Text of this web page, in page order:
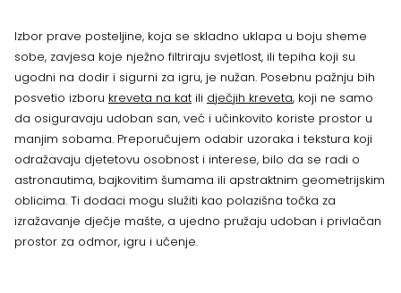
Izbor prave posteljine, koja se skladno uklapa u boju sheme
sobe, zavjesa koje nježno filtriraju svjetlost, ili tepiha koji su
ugodni na dodir i sigurni za igru, je nužan. Posebnu pažnju bih
posvetio izboru kreveta na kat ili dječjih kreveta, koji ne samo
da osiguravaju udoban san, već i učinkovito koriste prostor u
manjim sobama. Preporučujem odabir uzoraka i tekstura koji
odražavaju djetetovu osobnost i interese, bilo da se radi o
astronautima, bajkovitim šumama ili apstraktnim geometrijskim
oblicima. Ti dodaci mogu služiti kao polazišna točka za
izražavanje dječje mašte, a ujedno pružaju udoban i privlačan
prostor za odmor, igru i učenje.